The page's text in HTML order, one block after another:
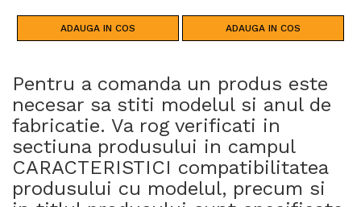
ADAUGA IN COS
23)
ADAUGA IN COS
Pentru a comanda un produs este
necesar sa stiti modelul si anul de
fabricatie. Va rog verificati in
sectiuna produsului in campul
CARACTERISTICI compatibilitatea
produsului cu modelul, precum si